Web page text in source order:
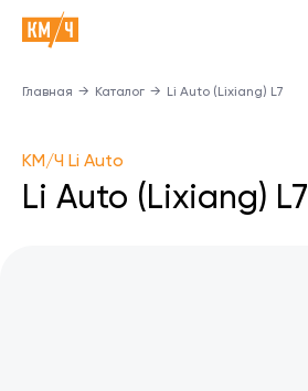
Главная → Каталог → Li Auto (Lixiang) L7
KM/Ч Li Auto
Li Auto (Lixiang) L7